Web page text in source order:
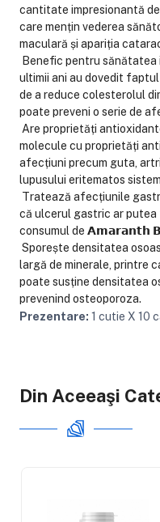
cantitate impresionantă de
care mențin vederea
maculară și apariția
Benefic pentru sănătatea
ultimii ani au dovedit
de a reduce colesterolul
poate preveni o serie de
Are proprietăți
molecule cu proprietăți
afecțiuni precum guta,
lupusului eritematos
Tratează afecțiunile
că ulcerul gastric ar putea
consumul de 𝗔𝗺𝗮𝗿𝗮𝗻𝘁𝗵
Sporește densitatea
largă de minerale, printre
poate susține densitatea
prevenind osteoporoza.
Prezentare: 1 cutie X 10
Din Aceeaşi